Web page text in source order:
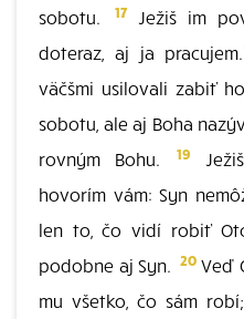
sobotu.
17 Ježiš im
doteraz, aj ja
väčšmi usilovali zabiť
sobotu, ale aj Boha
rovným Bohu.
19
hovorím vám: Syn
len to, čo vidí robiť
podobne aj Syn. 20Veď
mu všetko, čo sám